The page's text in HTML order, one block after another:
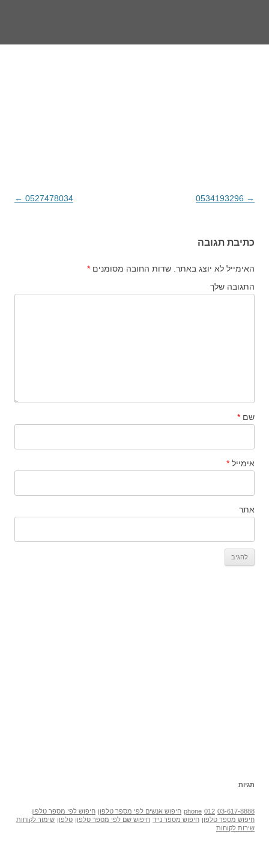
ניווט בפוסטים
→
0527478034
←
כתיבת תגובה
האימייל לא יוצג באתר. שדות החובה מסומנים *
התגובה שלך
שם *
אימייל *
אתר
תגיות
03-617-8888
012
phone חיפוש אנשים לפי מספר טלפון חיפוש לפי מספר טלפון
חיפוש מספר טלפון חיפוש מספר נייד חיפוש שם לפי מספר טלפון טלפון שימור לקוחות
שירות לקוחות